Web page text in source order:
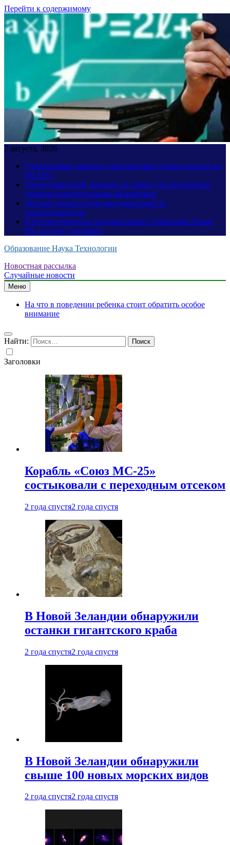
Перейти к содержимому
7 августа, 2026
Страховщики заявили о критическом уровне выплат по
ОСАГО
Для путешествий, шопинга и семьи: эти автомобили
удивили вместительным багажником
Эксперт оценил идею введения прав на
электросамокаты
В России начались продажи новых Volkswagen Passat
B9: по цене “китайца”
Образование Наука Технологии
Новостная рассылка
Случайные новости
Меню
На что в поведении ребенка стоит обратить особое
внимание
Найти:
Заголовки
Корабль «Союз МС-25»
состыковали с переходным отсеком
2 года спустя2 года спустя
В Новой Зеландии обнаружили
останки гигантского краба
2 года спустя2 года спустя
В Новой Зеландии обнаружили
свыше 100 новых морских видов
2 года спустя2 года спустя